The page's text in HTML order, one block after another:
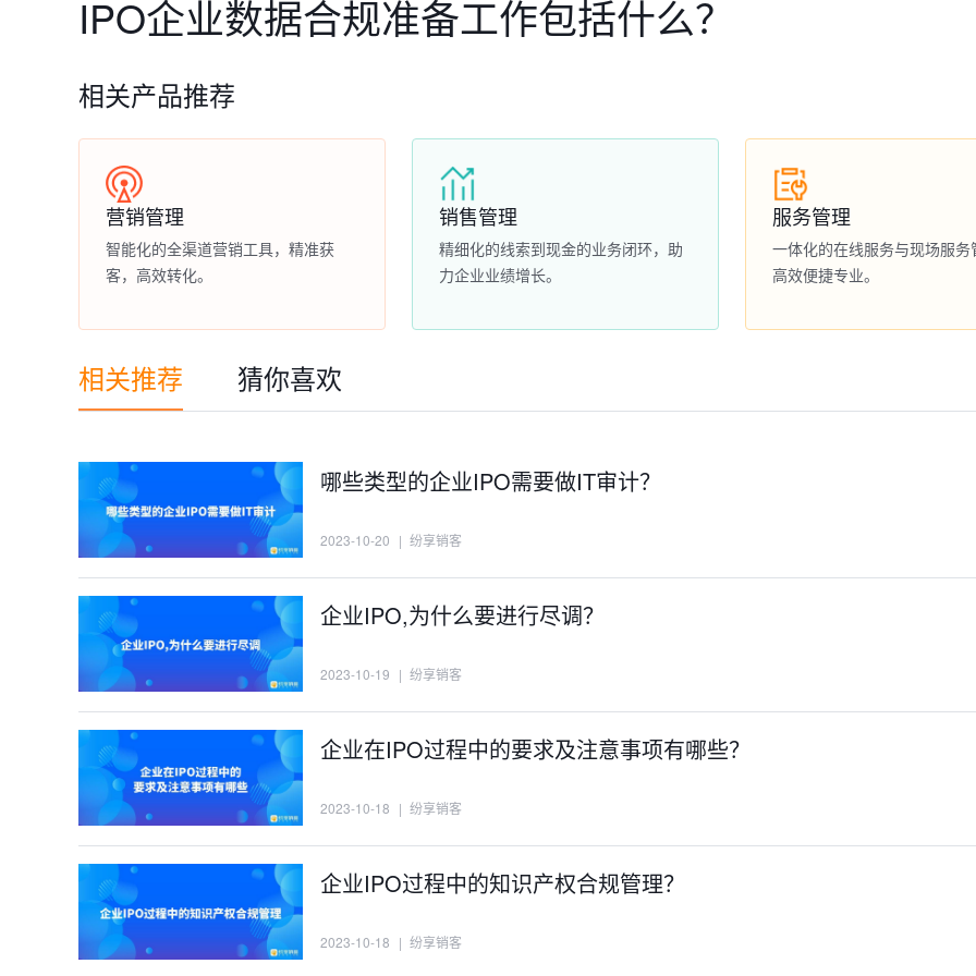
IPO企业数据合规准备工作包括什么？
相关产品推荐
营销管理
智能化的全渠道营销工具，精准获
客，高效转化。
销售管理
精细化的线索到现金的业务闭环，助
力企业业绩增长。
服务管理
一体化的在线服务与现场服务
高效便捷专业。
相关推荐 猜你喜欢
哪些类型的企业IPO需要做IT审计？
2023-10-20 | 纷享销客
企业IPO,为什么要进行尽调？
2023-10-19 | 纷享销客
企业在IPO过程中的要求及注意事项有哪些？
2023-10-18 | 纷享销客
企业IPO过程中的知识产权合规管理？
2023-10-18 | 纷享销客